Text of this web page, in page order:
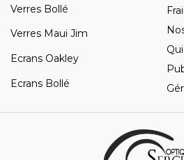
Verres Bollé
Verres Maui Jim
Ecrans Oakley
Ecrans Bollé